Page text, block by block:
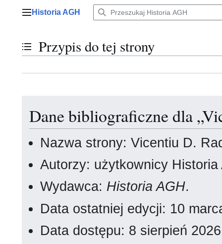
Menu główne
Historia AGH
Przełącz stan spisu treści
Przypis do tej strony
Dane bibliograficzne dla
Nazwa strony: Vicentiu D.
Autorzy: użytkownicy Historia
Wydawca: Historia AGH.
Data ostatniej edycji: 10
Data dostępu: 8 sierpień